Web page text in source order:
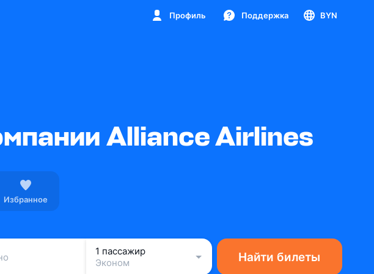
Профиль Поддержка BYN
Alliance Airlines
Избранное
1 пассажир
Эконом
Найти билеты